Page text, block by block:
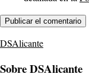
DSAlicante
Sobre DSAlicante